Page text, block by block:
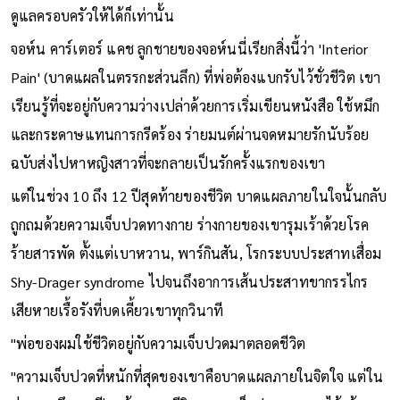
สนใจความสุขของตัวเองเลยสักนิด คิดเพียงแค่อยากหาเงินมาช่วย
ดูแลครอบครัวให้ได้ก็เท่านั้น
จอห์น คาร์เตอร์ แคช ลูกชายของจอห์นนี่เรียกสิ่งนี้ว่า 'Interior
Pain' (บาดแผลในตรรกะส่วนลึก) ที่พ่อต้องแบกรับไว้ชั่วชีวิต เขา
เรียนรู้ที่จะอยู่กับความว่างเปล่าด้วยการเริ่มเขียนหนังสือ ใช้หมึก
และกระดาษแทนการกรีดร้อง ร่ายมนต์ผ่านจดหมายรักนับร้อย
ฉบับส่งไปหาหญิงสาวที่จะกลายเป็นรักครั้งแรกของเขา
แต่ในช่วง 10 ถึง 12 ปีสุดท้ายของชีวิต บาดแผลภายในใจนั้นกลับ
ถูกถมด้วยความเจ็บปวดทางกาย ร่างกายของเขารุมเร้าด้วยโรค
ร้ายสารพัด ตั้งแต่เบาหวาน, พาร์กินสัน, โรกระบบประสาทเสื่อม
Shy-Drager syndrome ไปจนถึงอาการเส้นประสาทขากรรไกร
เสียหายเรื้อรังที่บดเคี้ยวเขาทุกวินาที
"พ่อของผมใช้ชีวิตอยู่กับความเจ็บปวดมาตลอดชีวิต